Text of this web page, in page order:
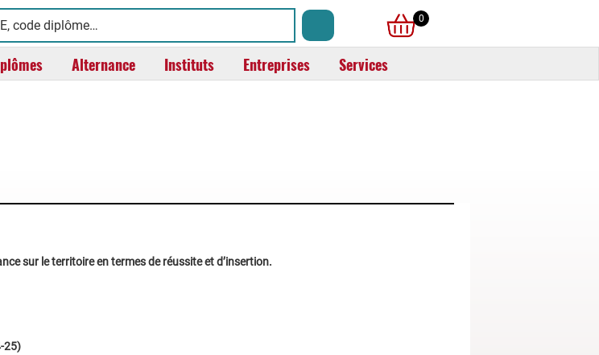
0
Alternance Instituts Entreprises Services
sur le territoire en termes de réussite et d’insertion.
25)